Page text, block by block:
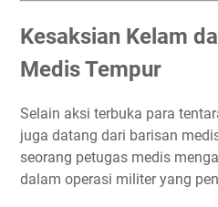
Kesaksian Kelam
Medis Tempur
Selain aksi terbuka para
juga datang dari barisan
seorang petugas medis
dalam operasi militer yang